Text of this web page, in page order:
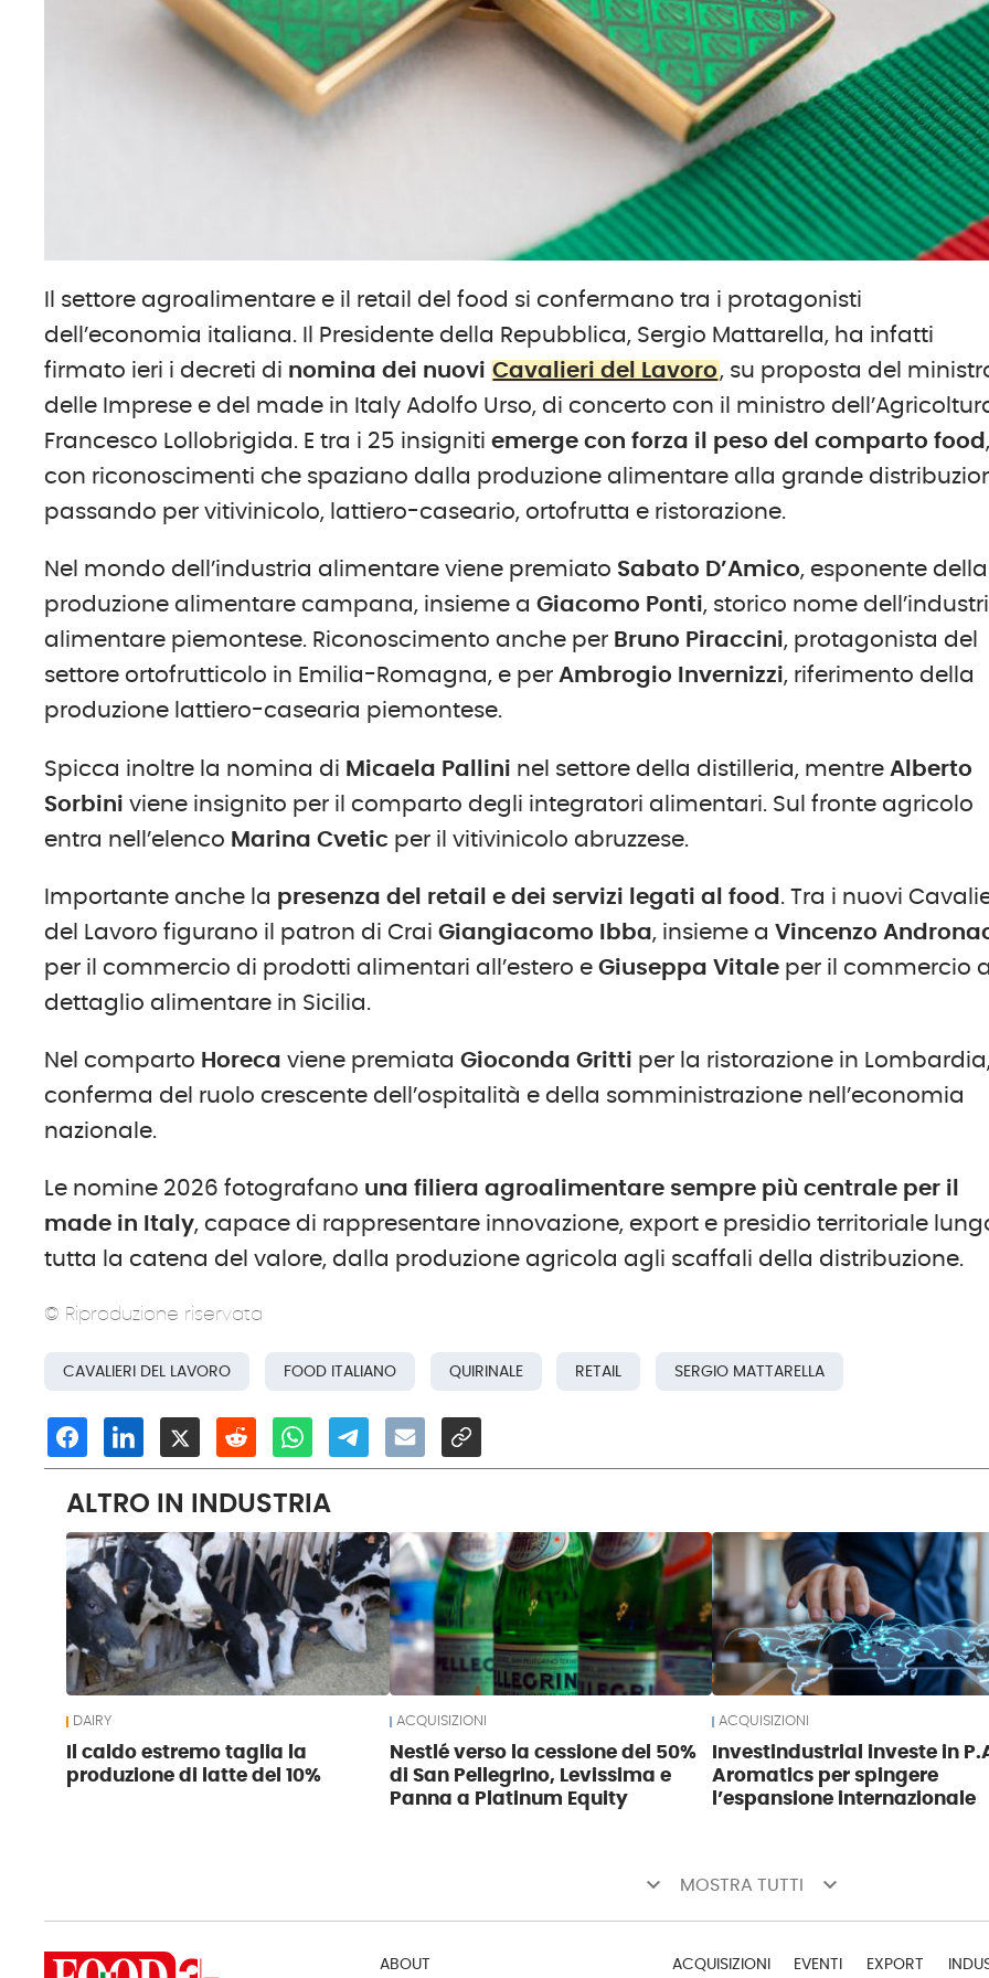
Il settore agroalimentare e il retail del food si confermano tra i protagonisti
dell’economia italiana. Il Presidente della Repubblica, Sergio Mattarella, ha infatti
firmato ieri i decreti di nomina dei nuovi Cavalieri del Lavoro , su proposta del
delle Imprese e del made in Italy Adolfo Urso, di concerto con il ministro
Francesco Lollobrigida. E tra i 25 insignitiemerge con forza il peso del comparto food ,
con riconoscimenti che spaziano dalla produzione alimentare alla grande
passando per vitivinicolo, lattiero-caseario, ortofrutta e ristorazione.
Nel mondo dell’industria alimentare viene premiato Sabato D’Amico, esponente della
produzione alimentare campana, insieme aGiacomo Ponti, storico nome
alimentare piemontese. Riconoscimento anche per Bruno Piraccini, protagonista del
settore ortofrutticolo in Emilia-Romagna, e perAmbrogio Invernizzi, riferimento della
produzione lattiero-casearia piemontese.
Spicca inoltre la nomina di Micaela Pallini nel settore della distilleria, mentre Alberto
Sorbini viene insignito per il comparto degli integratori alimentari. Sul fronte agricolo
entra nell’elenco Marina Cvetic per il vitivinicolo abruzzese.
Importante anche la presenza del retail e dei servizi legati al food . Tra i nuovi
del Lavoro figurano il patron di CraiGiangiacomo Ibba, insieme aVincenzo
per il commercio di prodotti alimentari all’estero eGiuseppa Vitale per il commercio al
dettaglio alimentare in Sicilia.
Nel comparto Horeca viene premiataGioconda Gritti per la ristorazione in
conferma del ruolo crescente dell’ospitalità e della somministrazione nell’economia
nazionale.
Le nomine 2026 fotografano una filiera agroalimentare sempre più centrale per il
made in Italy, capace di rappresentare innovazione, export e presidio territoriale
tutta la catena del valore, dalla produzione agricola agli scaffali della distribuzione.
© Riproduzione riservata
CAVALIERI DEL LAVORO FOOD ITALIANO QUIRINALE RETAIL SERGIO MATTARELLA
ALTRO IN INDUSTRIA
DAIRY
Il caldo estremo taglia la
produzione di latte del 10%
ACQUISIZIONI
Nestlé verso la cessione del 50%
di San Pellegrino, Levissima e
Panna a Platinum Equity
ACQUISIZIONI
Investindustrial investe in
Aromatics per spingere
l’espansione internazionale
keyboard_arrow_down MOSTRA TUTTI keyboard_arrow_down
ABOUT ACQUISIZIONI EVENTI EXPORT